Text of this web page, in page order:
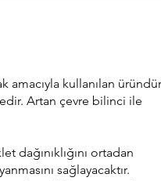
amacıyla kullanılan
Artan çevre bilinci ile
dağınıklığını ortadan
sağlayacaktır.